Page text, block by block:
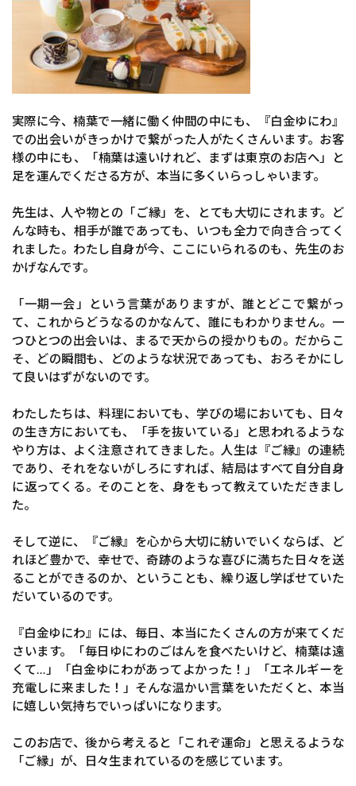
実際に今、楠葉で一緒に働く仲間の中にも、『白金ゆにわ』
での出会いがきっかけで繋がった人がたくさんいます。お客
様の中にも、「楠葉は遠いけれど、まずは東京のお店へ」と
足を運んでくださる方が、本当に多くいらっしゃいます。
先生は、人や物との「ご縁」を、とても大切にされます。ど
んな時も、相手が誰であっても、いつも全力で向き合ってく
れました。わたし自身が今、ここにいられるのも、先生のお
かげなんです。
「一期一会」という言葉がありますが、誰とどこで繋がっ
て、これからどうなるのかなんて、誰にもわかりません。一
つひとつの出会いは、まるで天からの授かりもの。だからこ
そ、どの瞬間も、どのような状況であっても、おろそかにし
て良いはずがないのです。
わたしたちは、料理においても、学びの場においても、日々
の生き方においても、「手を抜いている」と思われるような
やり方は、よく注意されてきました。人生は『ご縁』の連続
であり、それをないがしろにすれば、結局はすべて自分自身
に返ってくる。そのことを、身をもって教えていただきまし
た。
そして逆に、『ご縁』を心から大切に紡いでいくならば、ど
れほど豊かで、幸せで、奇跡のような喜びに満ちた日々を送
ることができるのか、ということも、繰り返し学ばせていた
だいているのです。
『白金ゆにわ』には、毎日、本当にたくさんの方が来てくだ
さいます。「毎日ゆにわのごはんを食べたいけど、楠葉は遠
くて…」「白金ゆにわがあってよかった！」「エネルギーを
充電しに来ました！」そんな温かい言葉をいただくと、本当
に嬉しい気持ちでいっぱいになります。
このお店で、後から考えると「これぞ運命」と思えるような
「ご縁」が、日々生まれているのを感じています。